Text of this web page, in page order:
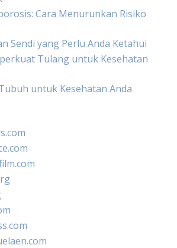
Cara Menurunkan Risiko
Sendi yang Perlu Anda Ketahui
Tulang untuk Kesehatan
untuk Kesehatan Anda